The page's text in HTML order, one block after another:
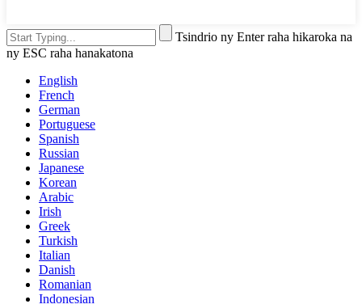
Tsindrio ny Enter raha hikaroka na
ny ESC raha hanakatona
English
French
German
Portuguese
Spanish
Russian
Japanese
Korean
Arabic
Irish
Greek
Turkish
Italian
Danish
Romanian
Indonesian